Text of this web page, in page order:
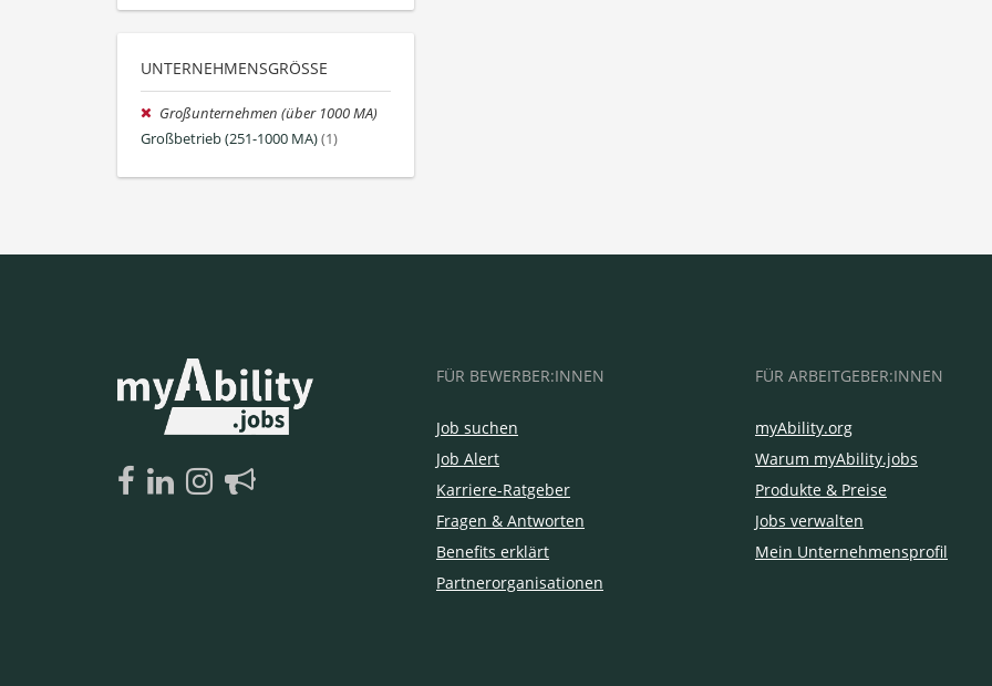
UNTERNEHMENSGRÖSSE
Großunternehmen (über 1000 MA)
Großbetrieb (251-1000 MA)(1)
FÜR BEWERBER:INNEN
Job suchen
Job Alert
Karriere-Ratgeber
Fragen & Antworten
Benefits erklärt
Partnerorganisationen
FÜR ARBEITGEBER:INNEN
myAbility.org
Warum myAbility.jobs
Produkte & Preise
Jobs verwalten
Mein Unternehmensprofil